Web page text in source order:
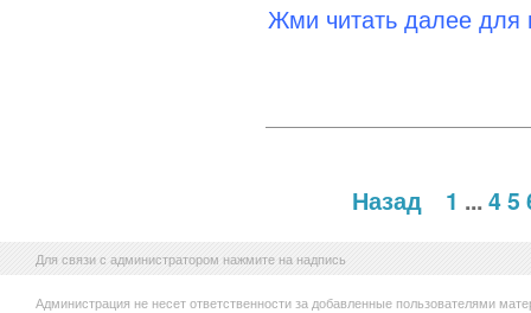
Жми читать далее для
Назад 1 ...45
Для связи с администратором нажмите на надпись
Администрация не несет ответственности за добавленные пользователями